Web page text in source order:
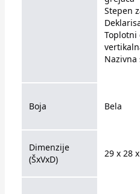
Stepen
Toplotni
Nazivna
Boja Bela
Dimenzije
(ŠxVxD)
29 x 28